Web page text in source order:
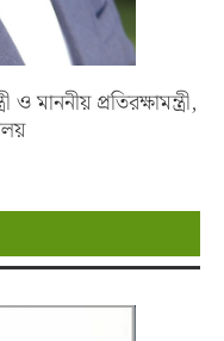
মাননীয় প্রতিরক্ষামন্ত্রী,